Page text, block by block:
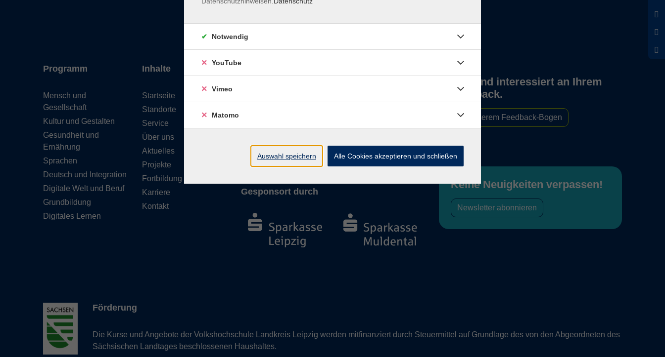
Programm
Mensch und
Gesellschaft
Kultur und Gestalten
Gesundheit und
Ernährung
Sprachen
Deutsch und Integration
Digitale Welt und Beruf
Grundbildung
Digitales Lernen
Inhalte
Startseite
Standorte
Service
Über uns
Aktuelles
Projekte
Fortbildung
Karriere
Kontakt
Gesponsort durch
Wir sind interessiert an Ihrem
Feedback.
Zu unserem Feedback-Bogen
Keine Neuigkeiten verpassen!
Newsletter abonnieren
Förderung
Die Kurse und Angebote der Volkshochschule Landkreis Leipzig werden mitfinanziert durch Steuermittel auf Grundlage des von den Abgeordneten des
Sächsischen Landtages beschlossenen Haushaltes.
Notwendig
YouTube
Vimeo
Matomo
Auswahl speichern Alle Cookies akzeptieren und schließen